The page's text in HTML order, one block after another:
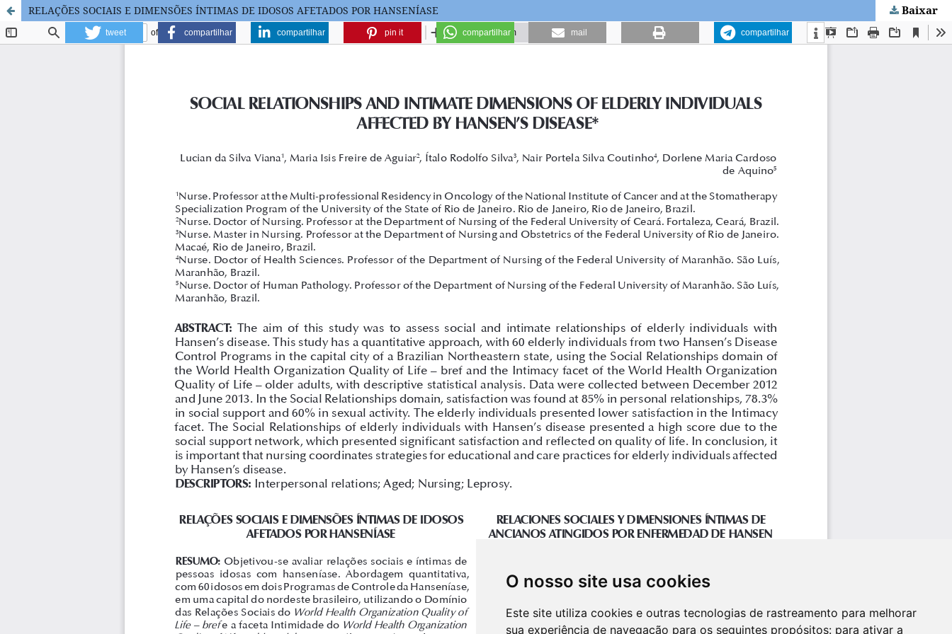
O nosso site usa cookies
Este site utiliza cookies e outras tecnologias de rastreamento para melhorar
sua experiência de navegação para os seguintes propósitos: para ativar a
RELAÇÕES SOCIAIS E DIMENSÕES ÍNTIMAS DE IDOSOS AFETADOS POR HANSENÍASE Baixar
tweet compartilhar compartilhar pin it compartilhar mail compartilhar